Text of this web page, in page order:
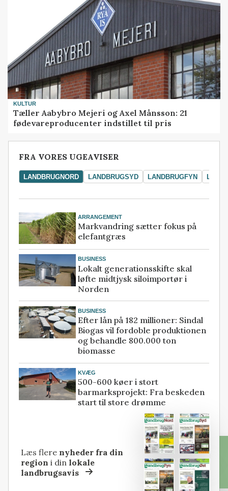
KULTUR
Tæller Aabybro Mejeri og Axel Månsson: 21
fødevareproducenter indstillet til pris
FRA VORES UGEAVISER
LANDBRUGNORD LANDBRUGSYD LANDBRUGFYN
ARRANGEMENT
Markvandring sætter fokus på
elefantgræs
BUSINESS
Lokalt generationsskifte skal
løfte midtjysk siloimportør i
Norden
BUSINESS
Efter lån på 182 millioner: Sindal
Biogas vil fordoble produktionen
og behandle 800.000 ton
biomasse
KVÆG
500-600 køer i stort
barmarksprojekt: Fra beskeden
start til store drømme
Læs flere nyheder fra din
region i dinlokale
landbrugsavis